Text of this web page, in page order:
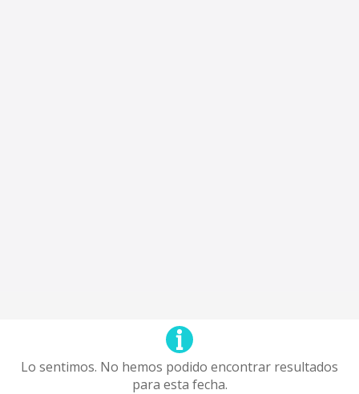
Lo sentimos. No hemos podido encontrar resultados
para esta fecha.